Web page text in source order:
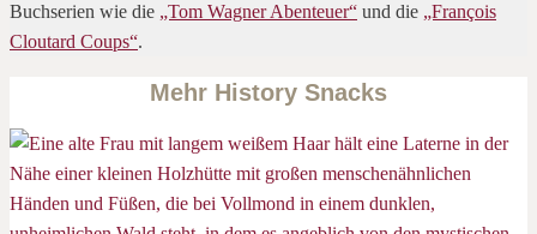
Buchserien wie die „Tom Wagner Abenteuer“ und die „François
Cloutard Coups“.
Mehr History Snacks